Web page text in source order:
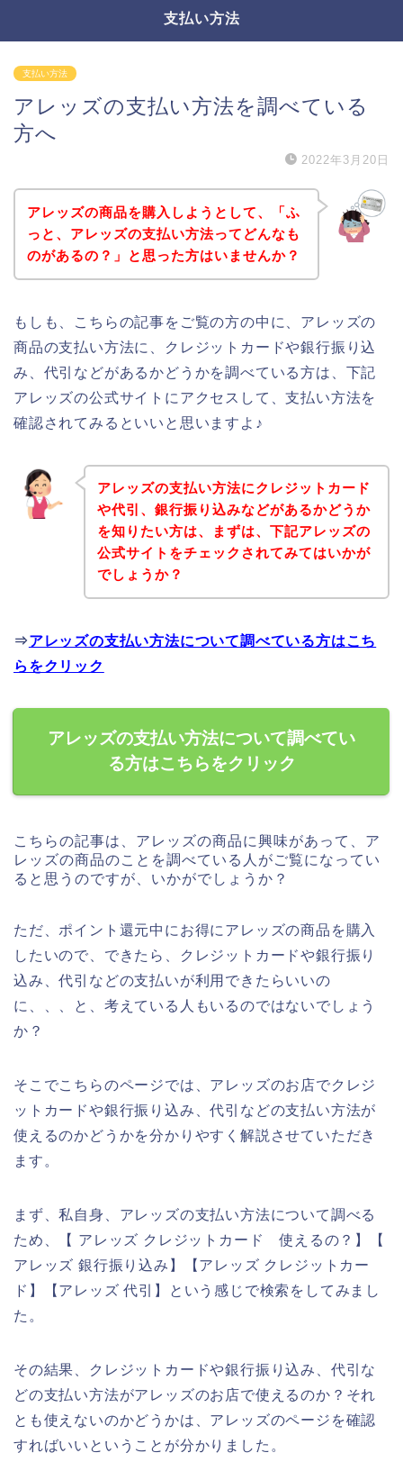
支払い方法
支払い方法
アレッズの支払い方法を調べている
方へ
2022年3月20日
アレッズの商品を購入しようとして、「ふ
っと、アレッズの支払い方法ってどんなも
のがあるの？」と思った方はいませんか？
もしも、こちらの記事をご覧の方の中に、アレッズの
商品の支払い方法に、クレジットカードや銀行振り込
み、代引などがあるかどうかを調べている方は、下記
アレッズの公式サイトにアクセスして、支払い方法を
確認されてみるといいと思いますよ♪
アレッズの支払い方法にクレジットカード
や代引、銀行振り込みなどがあるかどうか
を知りたい方は、まずは、下記アレッズの
公式サイトをチェックされてみてはいかが
でしょうか？
⇒アレッズの支払い方法について調べている方はこち
らをクリック
アレッズの支払い方法について調べてい
る方はこちらをクリック
こちらの記事は、アレッズの商品に興味があって、ア
レッズの商品のことを調べている人がご覧になってい
ると思うのですが、いかがでしょうか？
ただ、ポイント還元中にお得にアレッズの商品を購入
したいので、できたら、クレジットカードや銀行振り
込み、代引などの支払いが利用できたらいいの
に、、、と、考えている人もいるのではないでしょう
か？
そこでこちらのページでは、アレッズのお店でクレジ
ットカードや銀行振り込み、代引などの支払い方法が
使えるのかどうかを分かりやすく解説させていただき
ます。
まず、私自身、アレッズの支払い方法について調べる
ため、【 アレッズ クレジットカード 使えるの？】【
アレッズ 銀行振り込み】【アレッズ クレジットカー
ド】【アレッズ 代引】という感じで検索をしてみまし
た。
その結果、クレジットカードや銀行振り込み、代引な
どの支払い方法がアレッズのお店で使えるのか？それ
とも使えないのかどうかは、アレッズのページを確認
すればいいということが分かりました。